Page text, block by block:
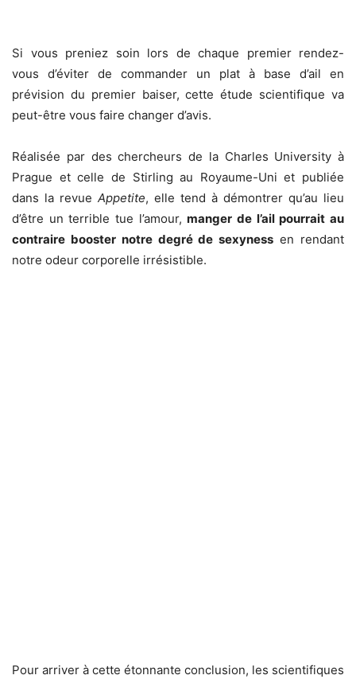
Si vous preniez soin lors de chaque premier rendez-
vous d’éviter de commander un plat à base d’ail en
prévision du premier baiser, cette étude scientifique va
peut-être vous faire changer d’avis.
Réalisée par des chercheurs de la Charles University à
Prague et celle de Stirling au Royaume-Uni et publiée
dans la revue Appetite, elle tend à démontrer qu’au lieu
d’être un terrible tue l’amour,manger de l’ail pourrait au
contraire booster notre degré de sexyness en rendant
notre odeur corporelle irrésistible.
Pour arriver à cette étonnante conclusion, les scientifiques